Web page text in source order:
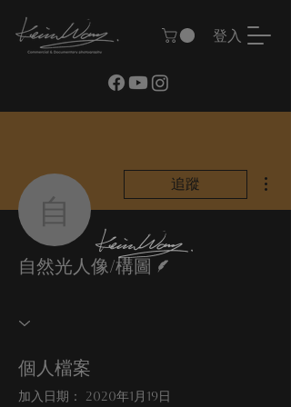
登入
自然光人像/構圖
追蹤
自然光人像/構圖
作者
個人檔案
加入日期： 2020年1月19日